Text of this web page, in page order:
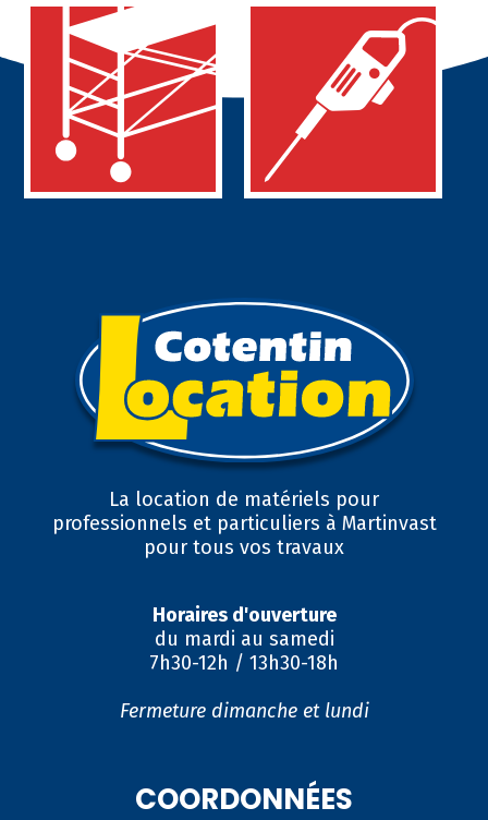
La location de matériels pour
professionnels et particuliers à Martinvast
pour tous vos travaux
Horaires d'ouverture
du mardi au samedi
7h30-12h / 13h30-18h
Fermeture dimanche et lundi
COORDONNÉES